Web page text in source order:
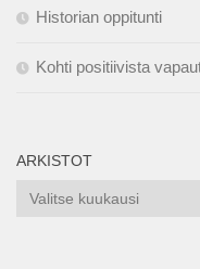
Historian oppitunti
Kohti positiivista
ARKISTOT
Arkistot